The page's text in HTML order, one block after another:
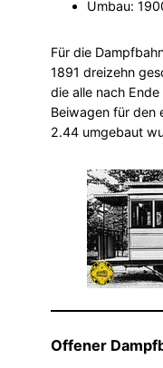
Umbau:
Für die
1891 dreizehn
die alle nach
Beiwagen für den
2.44 umgebaut
Offener